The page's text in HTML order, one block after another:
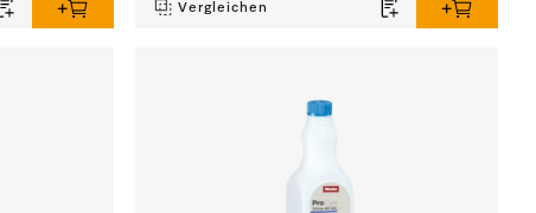
Vergleichen